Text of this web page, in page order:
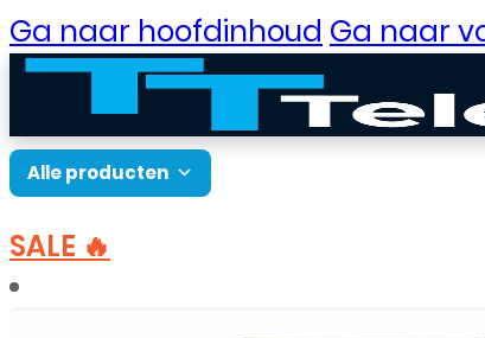
Ga naar hoofdinhoud Ga naar
Alle producten
SALE 🔥